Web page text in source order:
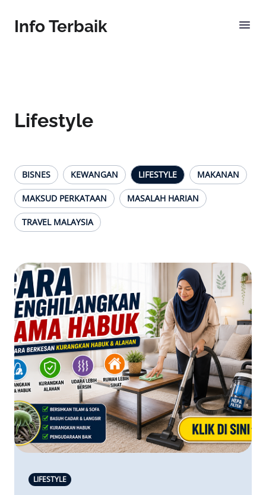
Info Terbaik
Lifestyle
BISNES KEWANGAN LIFESTYLE MAKANAN
MAKSUD PERKATAAN MASALAH HARIAN
TRAVEL MALAYSIA
LIFESTYLE